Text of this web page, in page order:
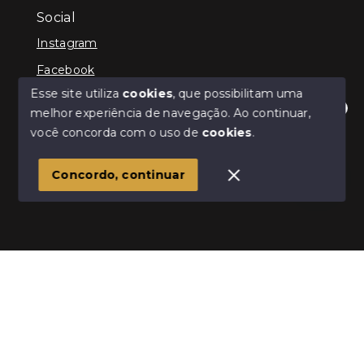
Olá! Estamos disponíveis para te ajudar.
Social
Instagram
Facebook
© Copyright 2026 - Infinity Imóveis Brasil Ltda - Todos
SITE PARA IMOBILIARIA
Esse site utiliza cookies, que possibilitam uma
melhor experiência de navegação.Ao continuar,
você concorda com o uso de cookies.
Concordo, continuar